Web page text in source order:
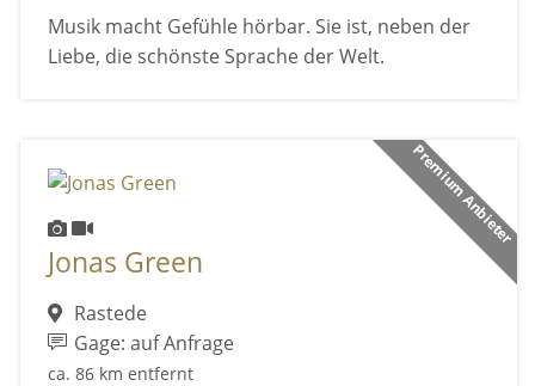
Musik macht Gefühle hörbar. Sie ist, neben der
Liebe, die schönste Sprache der Welt.
Premium Anbieter
Jonas Green
Rastede
Gage: auf Anfrage
ca. 86 km entfernt